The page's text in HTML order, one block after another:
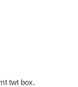
twt box.